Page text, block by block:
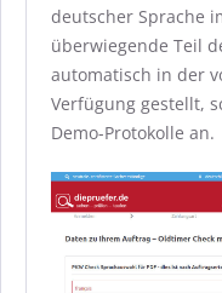
deutscher Sprache
überwiegende Teil
automatisch in der
Verfügung gestellt,
Demo-Protokolle an.